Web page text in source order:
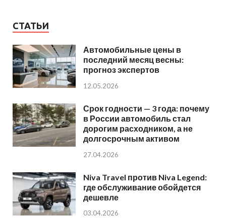
СТАТЬИ
Автомобильные цены в
последний месяц весны:
прогноз экспертов
12.05.2026
Срок годности — 3 года: почему
в России автомобиль стал
дорогим расходником, а не
долгосрочным активом
27.04.2026
Niva Travel против Niva Legend:
где обслуживание обойдется
дешевле
03.04.2026